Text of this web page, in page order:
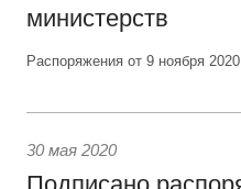
министерств
Распоряжения от 9 ноября
30 мая 2020